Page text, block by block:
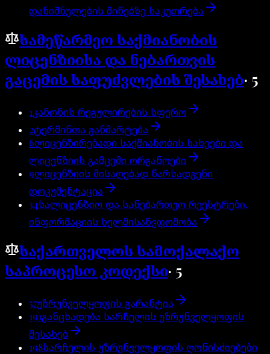
დანიშნულების მიწებზე საკუთრება
სამეწარმეო საქმიანობის
ლიცენზიისა და ნებართვის
გაცემის საფუძვლების შესახებ· 5
1კანონის რეგულირების სფერო
2ტერმინთა განმარტება
6ლიცენზირებადი საქმიანობის სახეები და
ლიცენზიის გამცემი ორგანოები
9ლიცენზიის მისაღებად წარსადგენი
დოკუმენტაცია
34სალიცენზიო და სანებართვო რეესტრები.
ინფორმაციის ხელმისაწვდომობა
საქართველოს სამოქალაქო
საპროცესო კოდექსი· 5
57უზრუნველყოფის გარანტია
191განცხადება სარჩელის უზრუნველყოფის
შესახებ
198სარჩელის უზრუნველყოფის ღონისძიებები